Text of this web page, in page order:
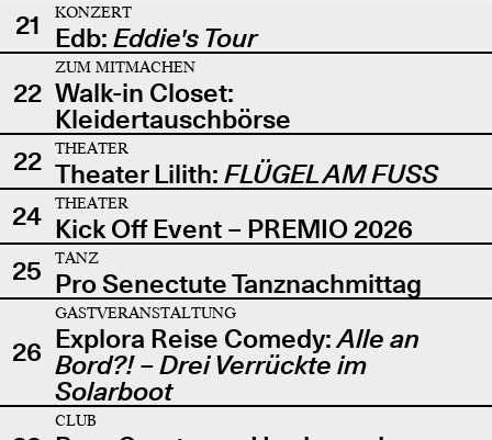
21
KONZERT
Edb: Eddie's Tour
22
ZUM MITMACHEN
Walk-in Closet:
Kleidertauschbörse
22
THEATER
Theater Lilith: FLÜGEL AM FUSS
24
THEATER
Kick Off Event – PREMIO 2026
25
TANZ
Pro Senectute Tanznachmittag
26
GASTVERANSTALTUNG
Explora Reise Comedy:Alle an
Bord?! – Drei Verrückte im
Solarboot
CLUB